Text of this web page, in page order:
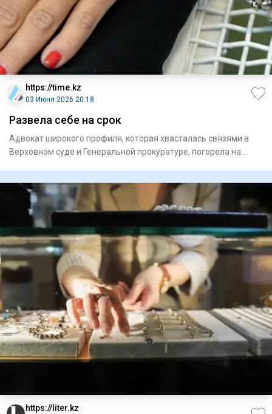
https://time.kz
03 Июня 2026 20:18
Развела себе на срок
Адвокат широкого профиля, которая хвасталась связями в
Верховном суде и Генеральной прокуратуре, погорела на
https://liter.kz